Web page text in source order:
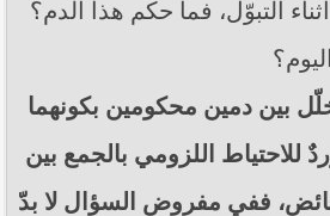
التبوّل، فما حكم هذا الدم؟
بين دمين محكومين بكونهما
للاحتياط اللزومي بالجمع بين
ففي مفروض السؤال لا بدّ